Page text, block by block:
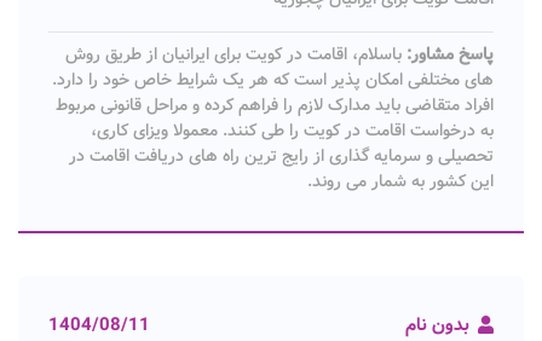
پاسخ مشاور: باسلام، اقامت در کویت برای ایرانیان از طریق روش
های مختلفی امکان پذیر است که هر یک شرایط خاص خود را دارد.
افراد متقاضی باید مدارک لازم را فراهم کرده و مراحل قانونی مربوط
به درخواست اقامت در کویت را طی کنند. معمولا ویزای کاری،
تحصیلی و سرمایه گذاری از رایج ترین راه های دریافت اقامت در
این کشور به شمار می روند.
بدون نام 1404/08/11